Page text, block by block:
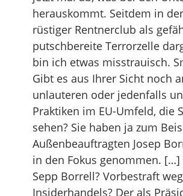
herauskommt. Seitdem in
rüstiger Rentnerclub als
putschbereite Terrorzelle
bin ich etwas misstrauisch.
Gibt es aus Ihrer Sicht noch
unlauteren oder jedenfalls
Praktiken im EU-Umfeld, die
sehen? Sie haben ja zum
Außenbeauftragten Josep
in den Fokus genommen. […]
Sepp Borrell? Vorbestraft
Insiderhandels? Der als